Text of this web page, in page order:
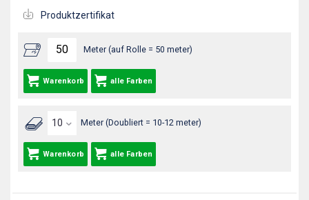
Meter (auf Rolle = 50 meter)
Warenkorb alle Farben
Meter (Doubliert = 10-12 meter)
Warenkorb alle Farben
Produktzertifikat